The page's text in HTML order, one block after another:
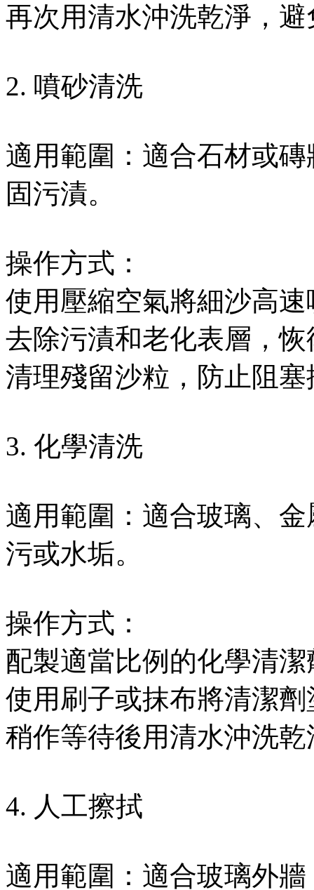
再次用清水沖洗乾淨，
2. 噴砂清洗
適用範圍：適合石材或
固污漬。
操作方式：
使用壓縮空氣將細沙高
去除污漬和老化表層，
清理殘留沙粒，防止阻
3. 化學清洗
適用範圍：適合玻璃、
污或水垢。
操作方式：
配製適當比例的化學清潔
使用刷子或抹布將清潔
稍作等待後用清水沖洗乾
4. 人工擦拭
適用範圍：適合玻璃外